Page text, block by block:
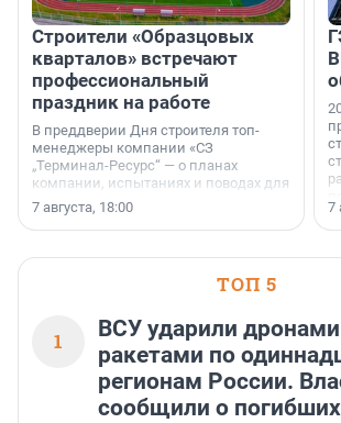
Строители «Образцовых
кварталов» встречают
профессиональный
праздник на работе
В преддверии Дня строителя топ-
менеджеры компании «СЗ
„Терминал-Ресурс“ — о планах
компании, испытаниях и поводах для
осторожного оптимизма.
7 августа, 18:00 7
ТОП 5
1
ВСУ ударили
ракетами по
регионам России.
сообщили о